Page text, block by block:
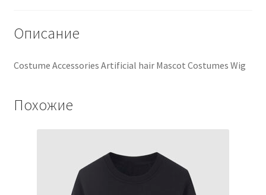
Описание
Costume Accessories Artificial hair Mascot Costumes Wig
Похожие